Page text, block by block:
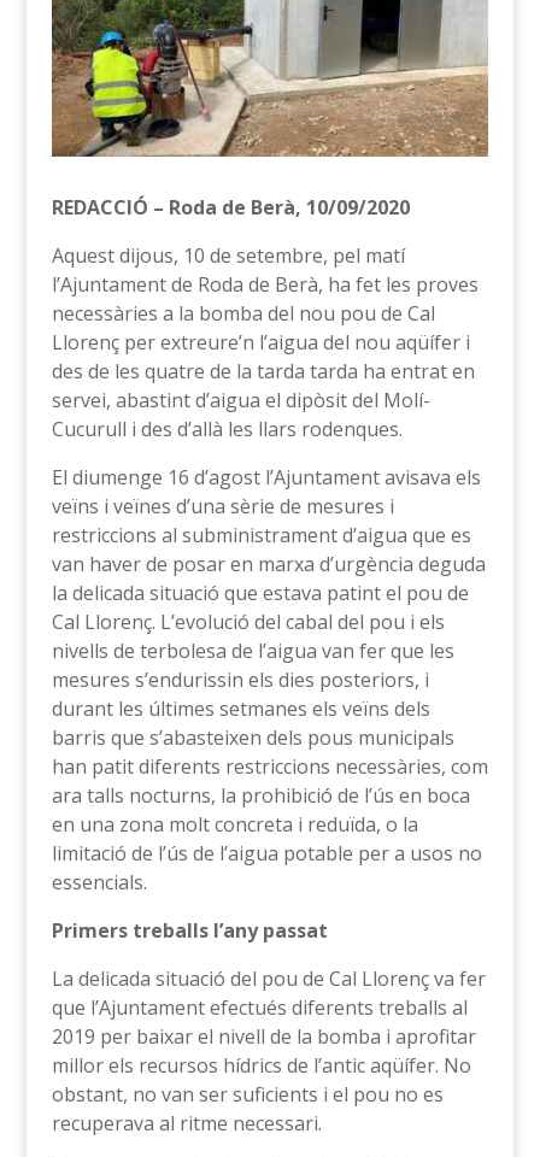
REDACCIÓ – Roda de Berà, 10/09/2020
Aquest dijous, 10 de setembre, pel matí
l’Ajuntament de Roda de Berà, ha fet les proves
necessàries a la bomba del nou pou de Cal
Llorenç per extreure’n l’aigua del nou aqüífer i
des de les quatre de la tarda tarda ha entrat en
servei, abastint d’aigua el dipòsit del Molí-
Cucurull i des d’allà les llars rodenques.
El diumenge 16 d’agost l’Ajuntament avisava els
veïns i veïnes d’una sèrie de mesures i
restriccions al subministrament d’aigua que es
van haver de posar en marxa d’urgència deguda
la delicada situació que estava patint el pou de
Cal Llorenç. L’evolució del cabal del pou i els
nivells de terbolesa de l’aigua van fer que les
mesures s’endurissin els dies posteriors, i
durant les últimes setmanes els veïns dels
barris que s’abasteixen dels pous municipals
han patit diferents restriccions necessàries, com
ara talls nocturns, la prohibició de l’ús en boca
en una zona molt concreta i reduïda, o la
limitació de l’ús de l’aigua potable per a usos no
essencials.
Primers treballs l’any passat
La delicada situació del pou de Cal Llorenç va fer
que l’Ajuntament efectués diferents treballs al
2019 per baixar el nivell de la bomba i aprofitar
millor els recursos hídrics de l’antic aqüífer. No
obstant, no van ser suficients i el pou no es
recuperava al ritme necessari.